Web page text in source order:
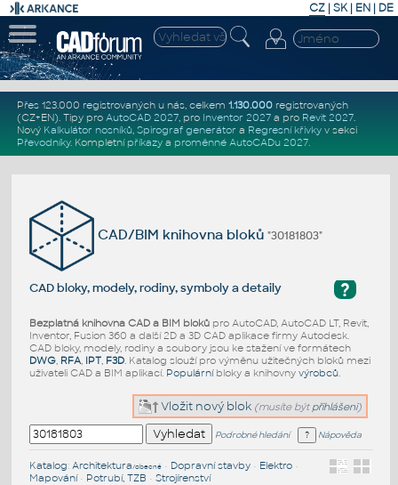
CZ | SK| EN | DE
Přes 123.000 registrovaných u nás, celkem 1.130.000registrovaných
(CZ+EN). Tipy pro AutoCAD 2027, pro Inventor 2027a pro Revit 2027.
Nový Kalkulátor nosníků, Spirograf generátor a Regresní křivkyv sekci
Převodníky. Kompletní příkazya proměnné AutoCADu 2027.
CAD/BIM knihovna bloků"30181803"
?
CAD bloky, modely, rodiny, symboly a detaily
Bezplatná knihovna CAD a BIM blokůpro AutoCAD, AutoCAD LT, Revit,
Inventor, Fusion 360 a další 2D a 3D CAD aplikace firmy Autodesk.
CAD bloky, modely, rodiny a soubory jsou ke stažení ve formátech
DWG, RFA, IPT, F3D. Katalog slouží pro výměnu užitečných bloků mezi
uživateli CAD a BIM aplikací. Populárníbloky a knihovny výrobců.
Vložit nový blok (musíte být přihlášeni)
Podrobné hledání Nápověda
Katalog: Architektura/obecné• Dopravní stavby• Elektro•
Mapování• Potrubí, TZB • Strojírenství